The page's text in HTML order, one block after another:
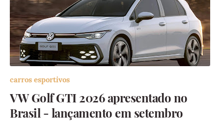
carros esportivos
VW Golf GTI 2026 apresentado no
Brasil - lançamento em setembro